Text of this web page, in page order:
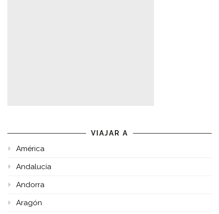
VIAJAR A
América
Andalucía
Andorra
Aragón